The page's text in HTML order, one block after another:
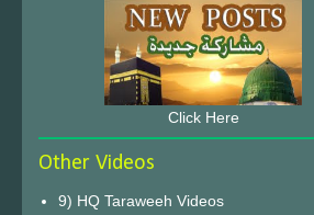
Click Here
Other Videos
9) HQ Taraweeh Videos